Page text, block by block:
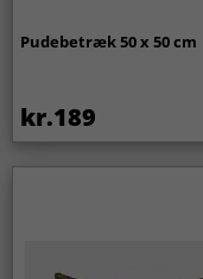
Pudebetræk 50 x 50 cm
kr.189